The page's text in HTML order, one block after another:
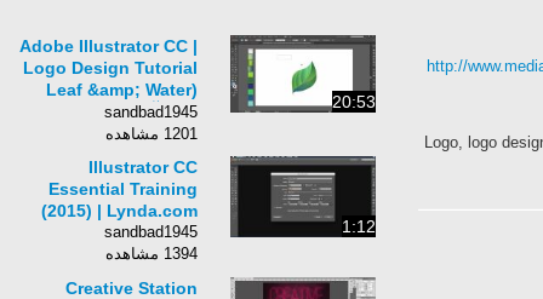
http://
Logo, logo
20:53
Adobe Illustrator CC |
Logo Design Tutorial
(Leaf &amp; Water
Dropآموزش ویدئویی
ایلوستریتور)
sandbad1945
1201 مشاهده
1:12
Illustrator CC
Essential Training
(2015) | Lynda.com
sandbad1945
1394 مشاهده
Creative Station